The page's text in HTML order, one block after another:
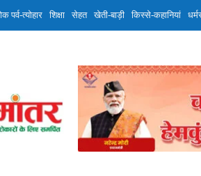
पर्व-त्योहार शिक्षा सेहत खेती-बाड़ी किस्से-कहानियां